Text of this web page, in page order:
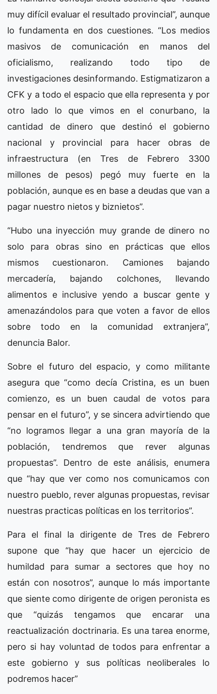
muy difícil evaluar el resultado provincial”, aunque
lo fundamenta en dos cuestiones. “Los medios
masivos de comunicación en manos del
oficialismo, realizando todo tipo de
investigaciones desinformando. Estigmatizaron a
CFK y a todo el espacio que ella representa y por
otro lado lo que vimos en el conurbano, la
cantidad de dinero que destinó el gobierno
nacional y provincial para hacer obras de
infraestructura (en Tres de Febrero 3300
millones de pesos) pegó muy fuerte en la
población, aunque es en base a deudas que van a
pagar nuestro nietos y biznietos”.
“Hubo una inyección muy grande de dinero no
solo para obras sino en prácticas que ellos
mismos cuestionaron. Camiones bajando
mercadería, bajando colchones, llevando
alimentos e inclusive yendo a buscar gente y
amenazándolos para que voten a favor de ellos
sobre todo en la comunidad extranjera”,
denuncia Balor.
Sobre el futuro del espacio, y como militante
asegura que “como decía Cristina, es un buen
comienzo, es un buen caudal de votos para
pensar en el futuro”, y se sincera advirtiendo que
“no logramos llegar a una gran mayoría de la
población, tendremos que rever algunas
propuestas”. Dentro de este análisis, enumera
que “hay que ver como nos comunicamos con
nuestro pueblo, rever algunas propuestas, revisar
nuestras practicas políticas en los territorios”.
Para el final la dirigente de Tres de Febrero
supone que “hay que hacer un ejercicio de
humildad para sumar a sectores que hoy no
están con nosotros”, aunque lo más importante
que siente como dirigente de origen peronista es
que “quizás tengamos que encarar una
reactualización doctrinaria. Es una tarea enorme,
pero si hay voluntad de todos para enfrentar a
este gobierno y sus políticas neoliberales lo
podremos hacer”